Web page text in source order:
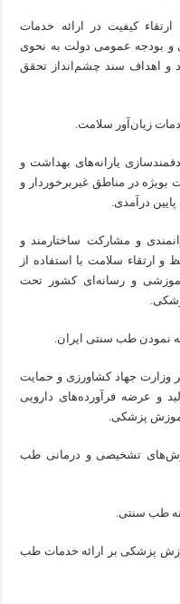
کیفیت در ارائه خدمات
و بودجه عمومی دولت به نحوی
و اهداف سند چشم‌انداز تحقق
یارانه‌های بهداشت و
بویژه در مناطق غیربرخوردار و
درآمدی.
و مشارکت ساختارمند و
و ارتقاء سلامت با استفاده از
و رسانه‌ای کشور تحت
وزارت جهاد کشاورزی و حمایت
و عرضه فرآورده‌های دارویی
پزشکی.
روش‌های تشخیصی و درمانی طب
پزشکی بر ارائه خدمات طب